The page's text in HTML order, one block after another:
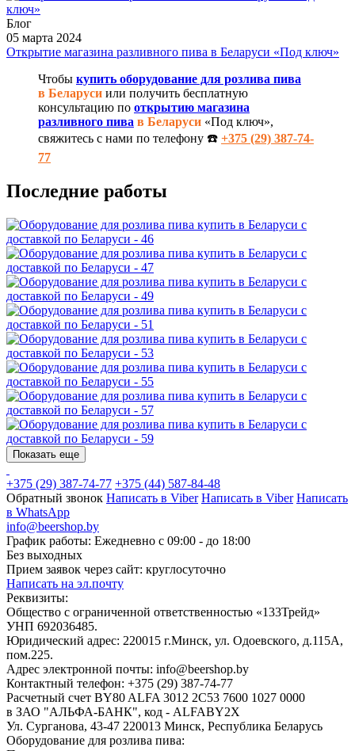
Блог
05 марта 2024
Открытие магазина разливного пива в Беларуси «Под ключ»
Чтобы купить оборудование для розлива пива
в Беларуси или получить бесплатную
консультацию по открытию магазина
разливного пива в Беларуси «Под ключ»,
свяжитесь с нами по телефону ☎️ +375 (29) 387-74-
77
Последние работы
Показать еще
+375 (29) 387-74-77 +375 (44) 587-84-48
Обратный звонок Написать в Viber Написать в Viber Написать
в WhatsApp
info@beershop.by
График работы: Ежедневно с 09:00 - до 18:00
Без выходных
Прием заявок через сайт: круглосуточно
Написать на эл.почту
Реквизиты:
Общество с ограниченной ответственностью «133Трейд»
УНП 692036485​.
Юридический адрес: 220015 г.Минск, ул. Одоевского, д.115А,
пом.225.
Адрес электронной почты: info@beershop.by
Контактный телефон: +375 (29) 387-74-77
Расчетный счет BY80 ALFA 3012 2C53 7600 1027 0000
в ЗАО "АЛЬФА-БАНК", код - ALFABY2X
Ул. Сурганова, 43-47 220013 Минск, Республика Беларусь
Оборудование для розлива пива: